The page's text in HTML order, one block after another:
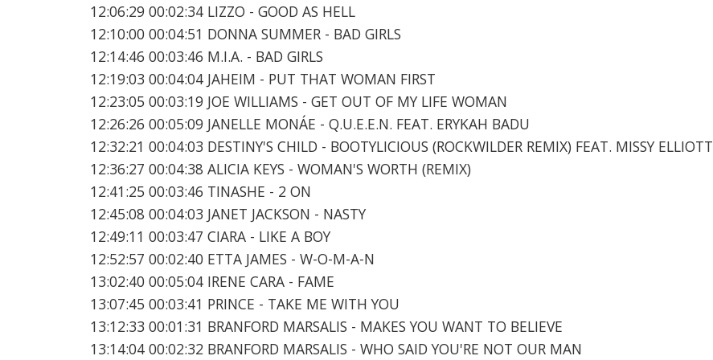
12:06:29 00:02:34 LIZZO - GOOD AS HELL
12:10:00 00:04:51 DONNA SUMMER - BAD GIRLS
12:14:46 00:03:46 M.I.A. - BAD GIRLS
12:19:03 00:04:04 JAHEIM - PUT THAT WOMAN FIRST
12:23:05 00:03:19 JOE WILLIAMS - GET OUT OF MY LIFE WOMAN
12:26:26 00:05:09 JANELLE MONÁE - Q.U.E.E.N. FEAT. ERYKAH BADU
12:32:21 00:04:03 DESTINY'S CHILD - BOOTYLICIOUS (ROCKWILDER REMIX) FEAT. MISSY ELLIOTT
12:36:27 00:04:38 ALICIA KEYS - WOMAN'S WORTH (REMIX)
12:41:25 00:03:46 TINASHE - 2 ON
12:45:08 00:04:03 JANET JACKSON - NASTY
12:49:11 00:03:47 CIARA - LIKE A BOY
12:52:57 00:02:40 ETTA JAMES - W-O-M-A-N
13:02:40 00:05:04 IRENE CARA - FAME
13:07:45 00:03:41 PRINCE - TAKE ME WITH YOU
13:12:33 00:01:31 BRANFORD MARSALIS - MAKES YOU WANT TO BELIEVE
13:14:04 00:02:32 BRANFORD MARSALIS - WHO SAID YOU'RE NOT OUR MAN